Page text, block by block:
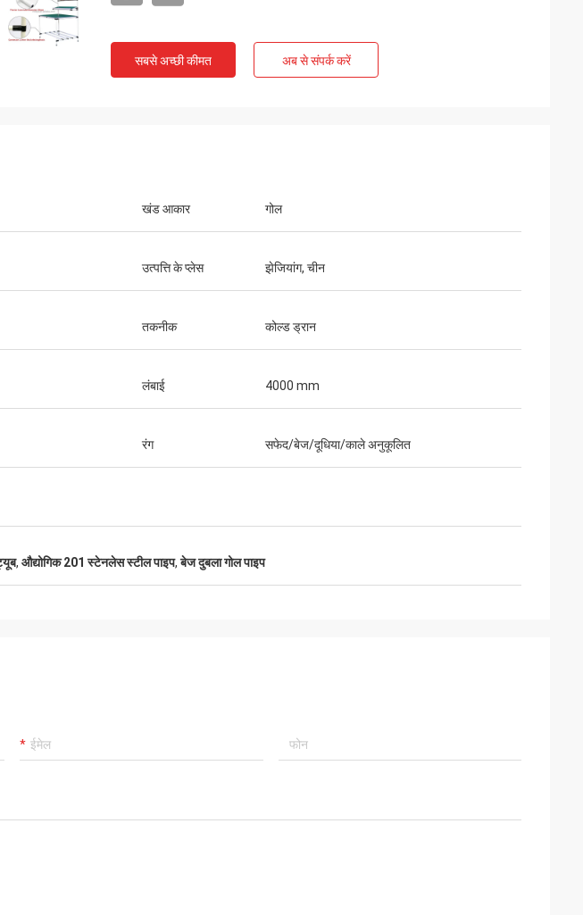
सबसे अच्छी कीमत अब से संपर्क करें
खंड आकार गोल
उत्पत्ति के प्लेस झेजियांग, चीन
तकनीक कोल्ड ड्रान
लंबाई 4000 mm
रंग सफेद/बेज/दूधिया/काले अनुकूलित
, औद्योगिक 201 स्टेनलेस स्टील पाइप,बेज दुबला गोल पाइप